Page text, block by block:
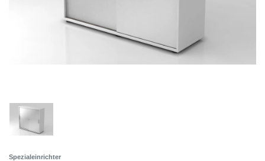
Spezialeinrichter